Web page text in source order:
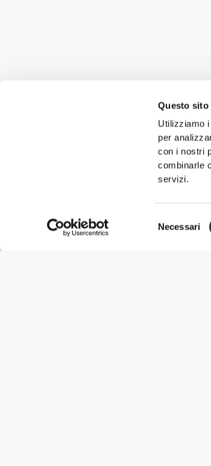
Questo
Utilizziamo
per
con i nostri
combinarle
servizi.
del
Necessari